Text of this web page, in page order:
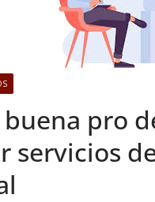
buena pro
servicios